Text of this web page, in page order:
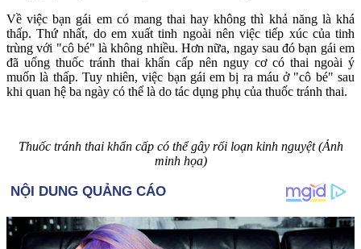
Về việc bạn gái em có mang thai hay không thì khả năng là khá
thấp. Thứ nhất, do em xuấ‌ּt tin‌ּh ngoài nên việc tiếp xúc của tin‌ּh
trù‌ּng với "cô bé" là không nhiều. Hơn nữa, ngay sau đó bạn gái em
đã uống thuốc tránh thai khẩn cấp nên nguy cơ có thai ngoài ý
muốn là thấp. Tuy nhiên, việc bạn gái em bị ra máu ở "cô bé" sau
khi quan hệ ba ngày có thể là do tác dụng phụ của thuốc tránh thai.
Thuốc tránh thai khẩn cấp có thể gây rối loạn kinh nguyệt (Ảnh
minh họa)